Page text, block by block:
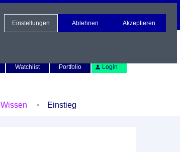
Watchlist Portfolio Login
Wissen Einstieg
Einstellungen Ablehnen Akzeptieren